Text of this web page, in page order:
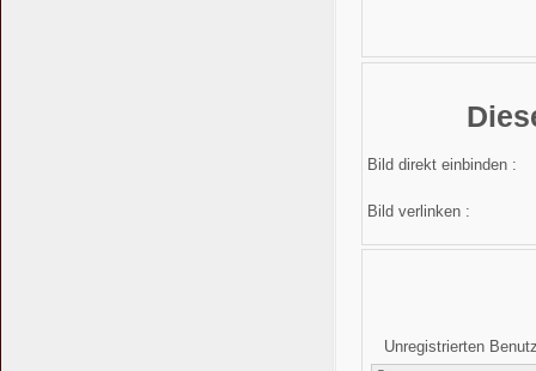
Bild direkt einbinden :
Bild verlinken :
Unregistrierten